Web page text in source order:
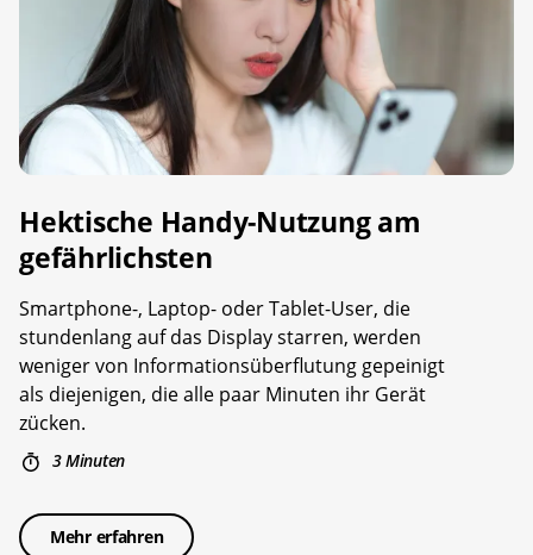
Hektische Handy-Nutzung am
gefährlichsten
Smartphone-, Laptop- oder Tablet-User, die
stundenlang auf das Display starren, werden
weniger von Informationsüberflutung gepeinigt
als diejenigen, die alle paar Minuten ihr Gerät
zücken.
3 Minuten
Mehr erfahren